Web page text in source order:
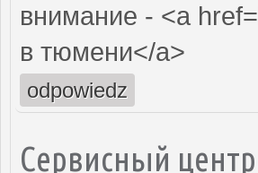
внимание - <a href=
в тюмени</a>
odpowiedz
Сервисный центр